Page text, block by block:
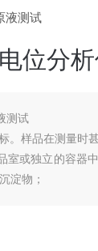
液测试
位分
测试
。样品在测量时
室或独立的容器
淀物；